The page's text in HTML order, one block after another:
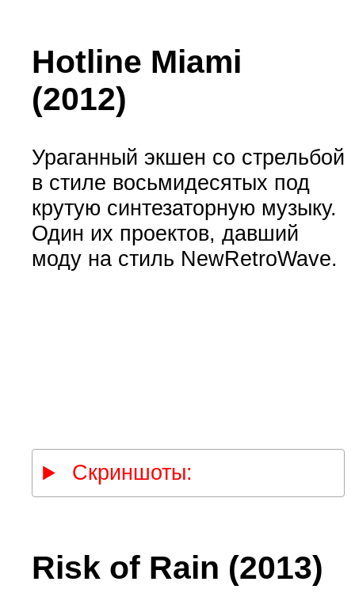
Hotline Miami
(2012)
Ураганный экшен со стрельбой
в стиле восьмидесятых под
крутую синтезаторную музыку.
Один их проектов, давший
моду на стиль NewRetroWave.
Скриншоты:
Risk of Rain (2013)